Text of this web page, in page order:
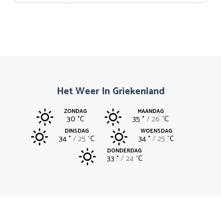
Het Weer In Griekenland
ZONDAG
30 °C
MAANDAG
35 ° 26 °C
DINSDAG
34 ° 25 °C
WOENSDAG
34 ° 25 °C
DONDERDAG
33 ° 24 °C